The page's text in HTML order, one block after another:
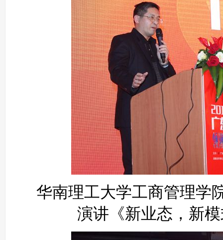
华南理工大学工商管理学
演讲《新业态，新